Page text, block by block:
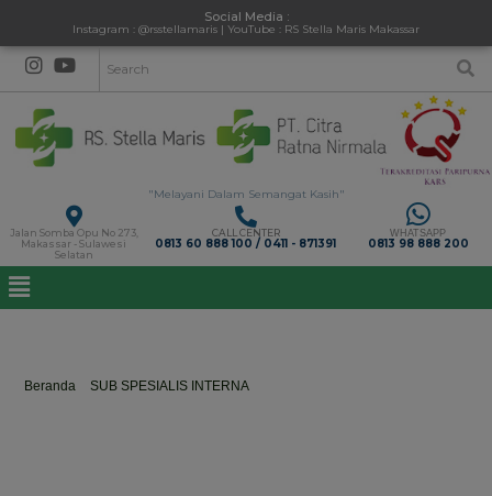
Social Media :
Instagram : @rsstellamaris | YouTube : RS Stella Maris Makassar
"Melayani Dalam Semangat Kasih"
Jalan Somba Opu No 273,
Makassar - Sulawesi
Selatan
CALL CENTER
0813 60 888 100 / 0411 - 871391
WHATSAPP
0813 98 888 200
Beranda SUB SPESIALIS INTERNA>